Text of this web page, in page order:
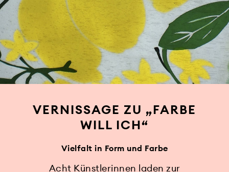
VERNISSAGE ZU „FARBE
WILL ICH“
Vielfalt in Form und Farbe
Acht Künstlerinnen laden zur